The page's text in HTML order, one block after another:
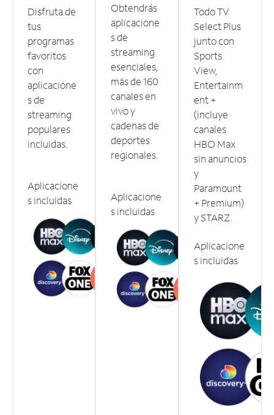
Disfruta de
tus
programas
favoritos
con
aplicacione
s de
streaming
populares
incluidas.
Aplicacione
s incluidas
Obtendrás
aplicacione
s de
streaming
esenciales,
más de 160
canales en
vivo y
cadenas de
deportes
regionales.
Aplicacione
s incluidas
Todo TV
Select Plus
junto con
Sports
View,
Entertainm
ent +
(incluye
canales
HBO Max
sin anuncios
y
Paramount
+ Premium)
y STARZ.
Aplicacione
s incluidas